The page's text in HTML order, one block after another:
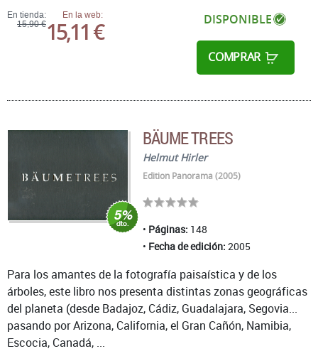
En tienda:
15,90 €
En la web:
15,11 € DISPONIBLE
COMPRAR
BÄUME TREES
Helmut Hirler
Edition Panorama (2005)
Páginas: 148
Fecha de edición: 2005
Para los amantes de la fotografía paisaística y de los
árboles, este libro nos presenta distintas zonas geográficas
del planeta (desde Badajoz, Cádiz, Guadalajara, Segovia...
pasando por Arizona, California, el Gran Cañón, Namibia,
Escocia, Canadá, ...